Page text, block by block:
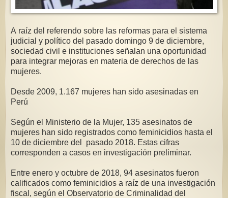
A raíz del referendo sobre las reformas para el sistema
judicial y político del pasado domingo 9 de diciembre,
sociedad civil e instituciones señalan una oportunidad
para integrar mejoras en materia de derechos de las
mujeres.
Desde 2009, 1.167 mujeres han sido asesinadas en
Perú
Según el Ministerio de la Mujer, 135 asesinatos de
mujeres han sido registrados como feminicidios hasta el
10 de diciembre del pasado 2018. Estas cifras
corresponden a casos en investigación preliminar.
Entre enero y octubre de 2018, 94 asesinatos fueron
calificados como feminicidios a raíz de una investigación
fiscal, según el Observatorio de Criminalidad del